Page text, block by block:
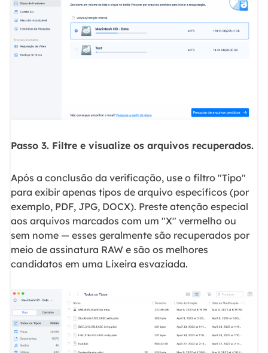
Passo 3. Filtre e visualize os arquivos recuperados.
Após a conclusão da verificação, use o filtro "Tipo"
para exibir apenas tipos de arquivo específicos (por
exemplo, PDF, JPG, DOCX). Preste atenção especial
aos arquivos marcados com um "X" vermelho ou
sem nome — esses geralmente são recuperados por
meio de assinatura RAW e são os melhores
candidatos em uma Lixeira esvaziada.